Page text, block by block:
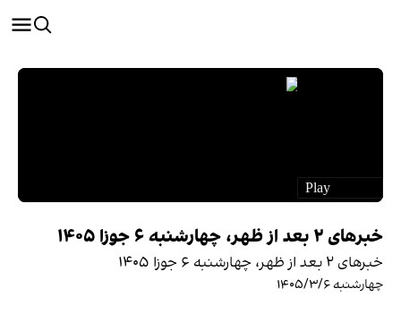
خبرهای ۲ بعد از ظهر، چهارشنبه ۶ جوزا ۱۴۰۵
خبرهای ۲ بعد از ظهر، چهارشنبه ۶ جوزا ۱۴۰۵
چهارشنبه ۱۴۰۵/۳/۶